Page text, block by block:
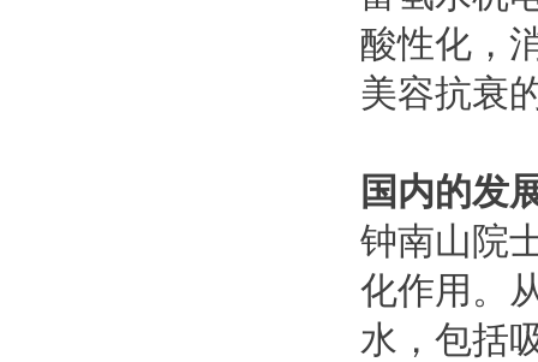
酸性化，
美容抗衰
国内的发
钟南山院
化作用。
水，包括